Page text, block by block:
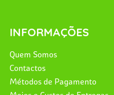
INFORMAÇÕES
Quem Somos
Contactos
Métodos de Pagamento